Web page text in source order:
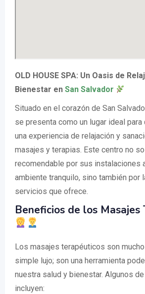
OLD HOUSE SPA: Un Oasis de
Bienestar en San Salvador
Situado en el corazón de San
se presenta como un lugar ideal para
una experiencia de relajación y
masajes y terapias. Este centro no
recomendable por sus instalaciones
ambiente tranquilo, sino también por
servicios que ofrece.
Beneficios de los Masajes
Los masajes terapéuticos son
simple lujo; son una herramienta
nuestra salud y bienestar. Algunos
incluyen: